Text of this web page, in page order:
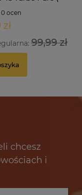
0 ocen
99,99 zł
chcesz
i